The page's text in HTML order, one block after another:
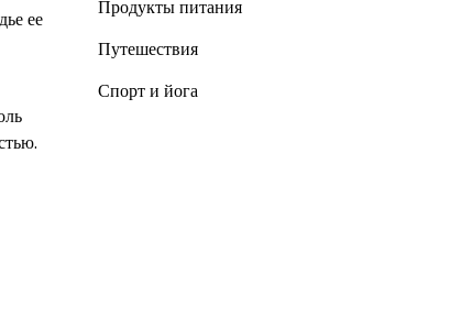
ее
Продукты питания
Путешествия
Спорт и йога